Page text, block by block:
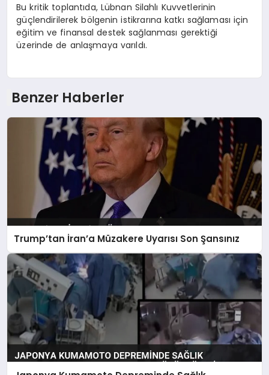
Bu kritik toplantıda, Lübnan Silahlı Kuvvetlerinin
güçlendirilerek bölgenin istikrarına katkı sağlaması için
eğitim ve finansal destek sağlanması gerektiği
üzerinde de anlaşmaya varıldı.
Benzer Haberler
Trump’tan İran’a Müzakere Uyarısı Son Şansınız